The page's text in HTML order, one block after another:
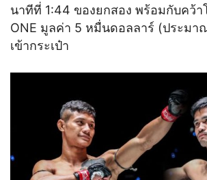
นาทีที่ 1:44 ของยกสอง พร้อมกับคว้
ONE มูลค่า 5 หมื่นดอลลาร์ (ประมา
เข้ากระเป๋า